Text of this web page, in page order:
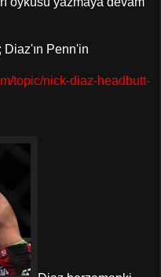
Diaz'ın Penn'in
topic/nick-diaz-headbutt-